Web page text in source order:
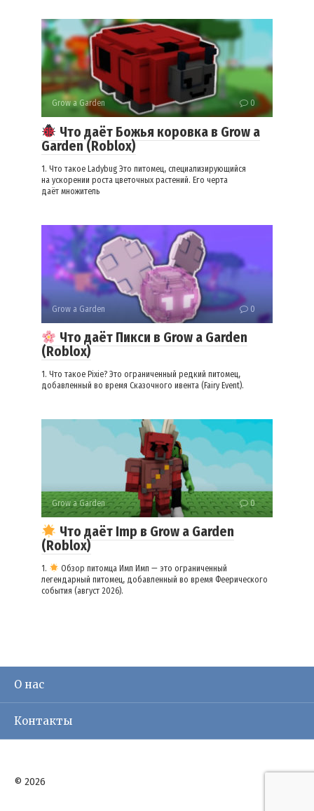
Grow a Garden 0
Что даёт Божья коровка в Grow a
Garden (Roblox)
1. Что такое Ladybug Это питомец, специализирующийся
на ускорении роста цветочных растений. Его черта
даёт множитель
Grow a Garden 0
Что даёт Пикси в Grow a Garden
(Roblox)
1. Что такое Pixie? Это ограниченный редкий питомец,
добавленный во время Сказочного ивента (Fairy Event).
Grow a Garden 0
Что даёт Imp в Grow a Garden
(Roblox)
1.
Обзор питомца Имп Имп — это ограниченный
легендарный питомец, добавленный во время Феерического
события (август 2026).
О нас
Контакты
© 2026